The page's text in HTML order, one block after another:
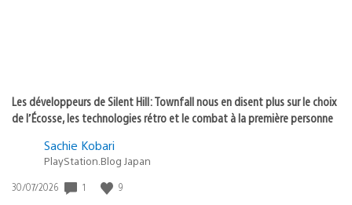
Les développeurs de Silent Hill: Townfall nous en disent plus sur le choix
de l’Écosse, les technologies rétro et le combat à la première personne
Sachie Kobari
PlayStation.Blog Japan
Date
30/07/2026 1 9